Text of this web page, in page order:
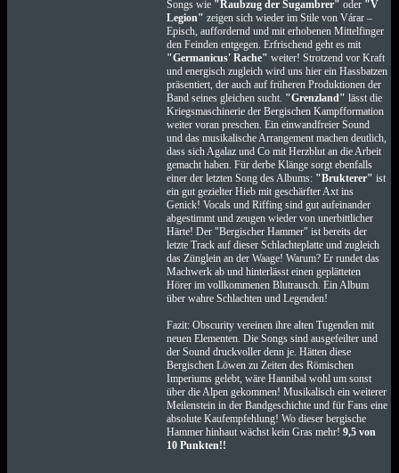
Songs wie "Raubzug der Sugambrer" oder "V
Legion" zeigen sich wieder im Stile von Várar –
Episch, auffordernd und mit erhobenen Mittelfinger
den Feinden entgegen. Erfrischend geht es mit
"Germanicus' Rache" weiter! Strotzend vor Kraft
und energisch zugleich wird uns hier ein Hassbatzen
präsentiert, der auch auf früheren Produktionen der
Band seines gleichen sucht. "Grenzland" lässt die
Kriegsmaschinerie der Bergischen Kampfformation
weiter voran preschen. Ein einwandfreier Sound
und das musikalische Arrangement machen deutlich,
dass sich Agalaz und Co mit Herzblut an die Arbeit
gemacht haben. Für derbe Klänge sorgt ebenfalls
einer der letzten Song des Albums: "Brukterer" ist
ein gut gezielter Hieb mit geschärfter Axt ins
Genick! Vocals und Riffing sind gut aufeinander
abgestimmt und zeugen wieder von unerbittlicher
Härte! Der "Bergischer Hammer" ist bereits der
letzte Track auf dieser Schlachteplatte und zugleich
das Zünglein an der Waage! Warum? Er rundet das
Machwerk ab und hinterlässt einen geplätteten
Hörer im vollkommenen Blutrausch. Ein Album
über wahre Schlachten und Legenden!
Fazit: Obscurity vereinen ihre alten Tugenden mit
neuen Elementen. Die Songs sind ausgefeilter und
der Sound druckvoller denn je. Hätten diese
Bergischen Löwen zu Zeiten des Römischen
Imperiums gelebt, wäre Hannibal wohl um sonst
über die Alpen gekommen! Musikalisch ein weiterer
Meilenstein in der Bandgeschichte und für Fans eine
absolute Kaufempfehlung! Wo dieser bergische
Hammer hinhaut wächst kein Gras mehr! 9,5 von
10 Punkten!!